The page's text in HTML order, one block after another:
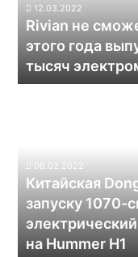
года
выпустить
более
25
тысяч
12.03.2022
Rivian не
этого года
тысяч
1070-
электрический
пикап,
похожий
08.02.2022
Китайская
запуску 1070-
на Hummer H1